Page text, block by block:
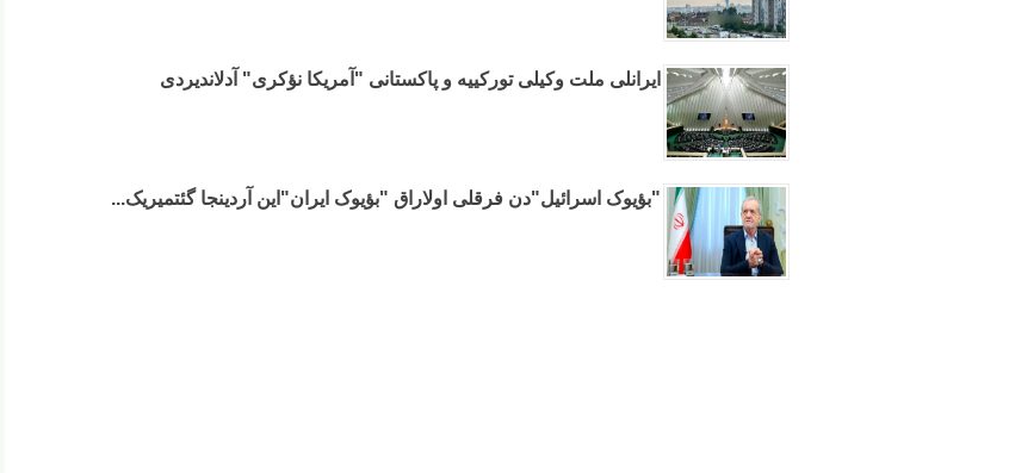
ایرانلی ملت وکیلی تورکییه و پاکستانی "آمریکا نؤکری" آدلاندیردی
"بؤیوک اسرائیل"دن فرقلی اولاراق "بؤیوک ایران"این آردینجا گئتمیریک...